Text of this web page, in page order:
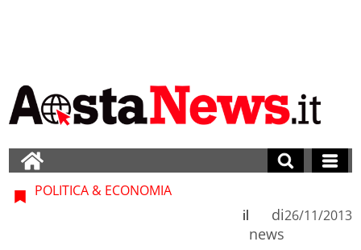
POLITICA & ECONOMIA
di
news
il 26/11/2013